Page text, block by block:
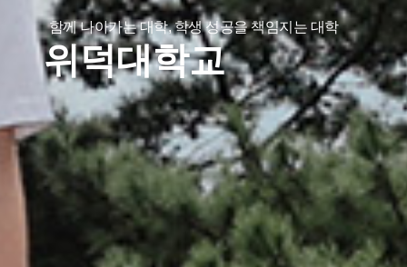
함께 나아가는 대학, 학생 성공을 책임지는 대학
위덕대학교